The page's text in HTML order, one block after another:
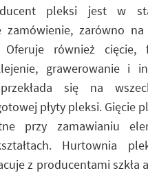
pleksi jest w
zamówienie, zarówno
Oferuje również cięcie,
grawerowanie i
się na
płyty pleksi. Gięcie
przy zamawianiu
Hurtownia
z producentami szkła